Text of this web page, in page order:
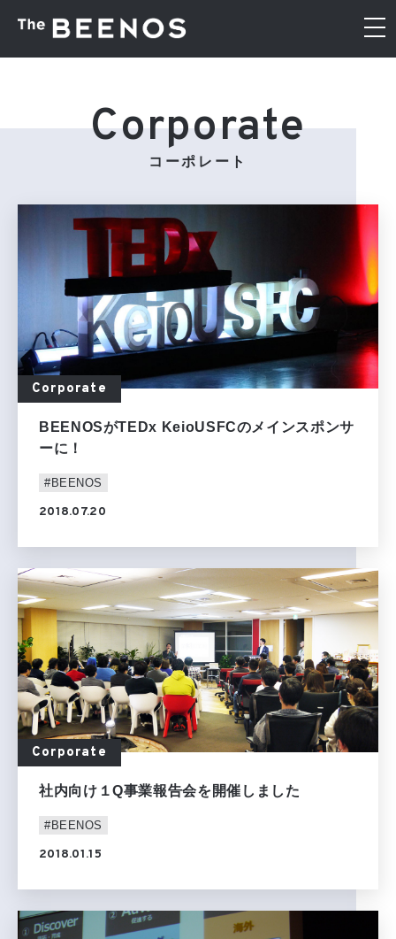
Corporate
コーポレート
Corporate
BEENOSがTEDx KeioUSFCのメインスポンサ
ーに！
#BEENOS
2018.07.20
Corporate
社内向け１Q事業報告会を開催しました
#BEENOS
2018.01.15